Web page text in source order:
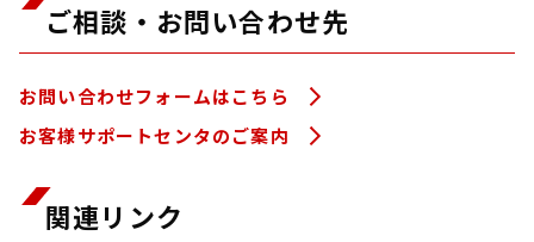
ご相談・お問い合わせ先
お問い合わせフォームはこちら
お客様サポートセンタのご案内
関連リンク